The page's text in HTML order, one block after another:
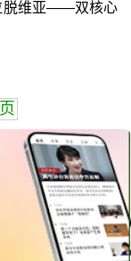
脱维亚——双核心